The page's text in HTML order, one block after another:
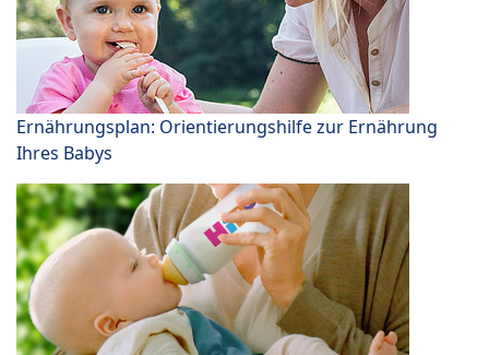
Ernährungsplan: Orientierungshilfe zur Ernährung
Ihres Babys